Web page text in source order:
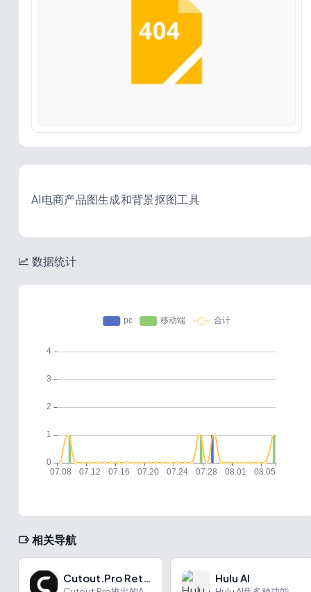
AI电商产品图生成和背景抠图工具
数据统计
相关导航
Cutout.Pro Retouch Hulu AI